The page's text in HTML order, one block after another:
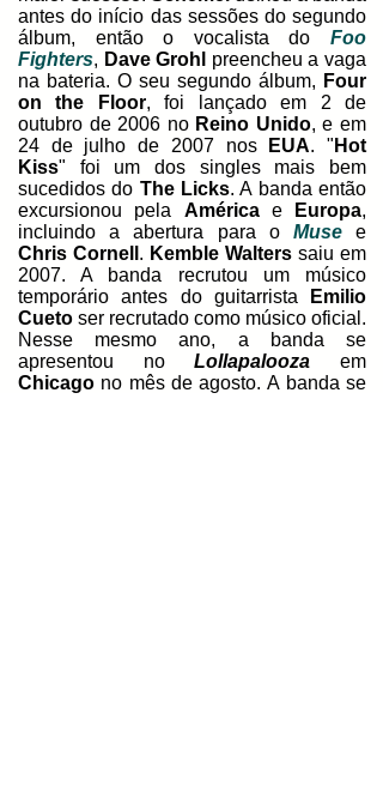
antes do início das sessões do segundo
álbum, então o vocalista do Foo
Fighters, Dave Grohl
preencheu a vaga
na bateria. O seu segundo álbum, Four
on the Floor, foi lançado em 2 de
outubro de 2006 no Reino Unido, e em
24 de julho de 2007 nos
EUA. " Hot
Kiss" foi um dos singles mais bem
sucedidos do The Licks. A banda então
excursionou pela Américae Europa,
incluindo a abertura para o Musee
Chris Cornell . Kemble Walters saiu em
2007. A banda recrutou um músico
temporário antes do guitarrista
Emilio
Cueto ser recrutado como músico oficial.
Nesse mesmo ano, a banda se
apresentou noLollapaloozaem
Chicago no mês de agosto.A banda se